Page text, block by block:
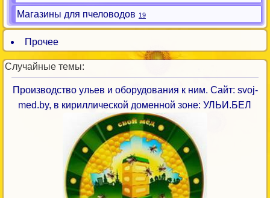
Магазины для пчеловодов 19
Прочее
Случайные темы:
Производство ульев и оборудования к ним. Сайт: svoj-
med.by, в кириллической доменной зоне: УЛЬИ.БЕЛ